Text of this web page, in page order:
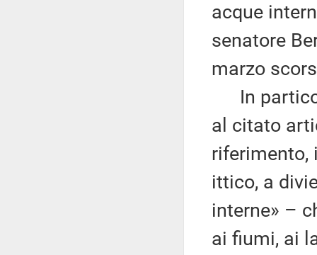
acque
senatore
marzo
In
al citato
riferimento,
ittico, a
interne» –
ai fiumi, ai